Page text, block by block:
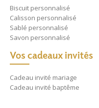
Biscuit personnalisé
Calisson personnalisé
Sablé personnalisé
Savon personnalisé
Vos cadeaux invités
Cadeau invité mariage
Cadeau invité baptême